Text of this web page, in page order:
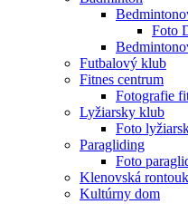
Foto
Futbalový klub
Fitnes centrum
Fotografie
Lyžiarsky klub
Foto
Paragliding
Foto
Klenovská
Kultúrny dom